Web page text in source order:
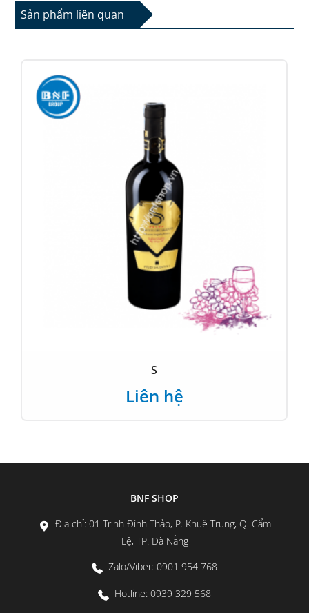
Sản phẩm liên quan
M NEGROAMARO
Liên hệ
BNF SHOP
Địa chỉ: 01 Trịnh Đình Thảo, P. Khuê Trung, Q. Cẩm
Lệ, TP. Đà Nẵng
Zalo/Viber: 0901 954 768
Hotline: 0939 329 568